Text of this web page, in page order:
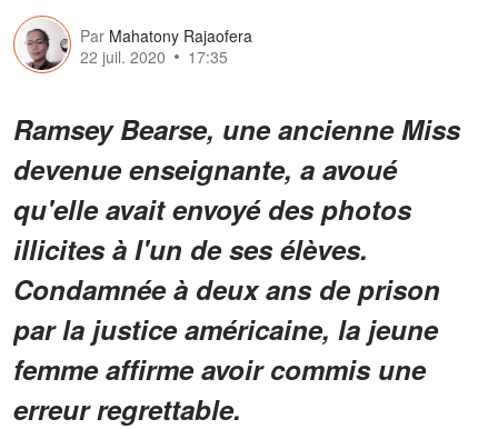
Par Mahatony Rajaofera
22 juil. 2020
17:35
Ramsey Bearse, une ancienne Miss
devenue enseignante, a avoué
qu'elle avait envoyé des photos
illicites à I'un de ses élèves.
Condamnée à deux ans de prison
par la justice américaine, la jeune
femme affirme avoir commis une
erreur regrettable.